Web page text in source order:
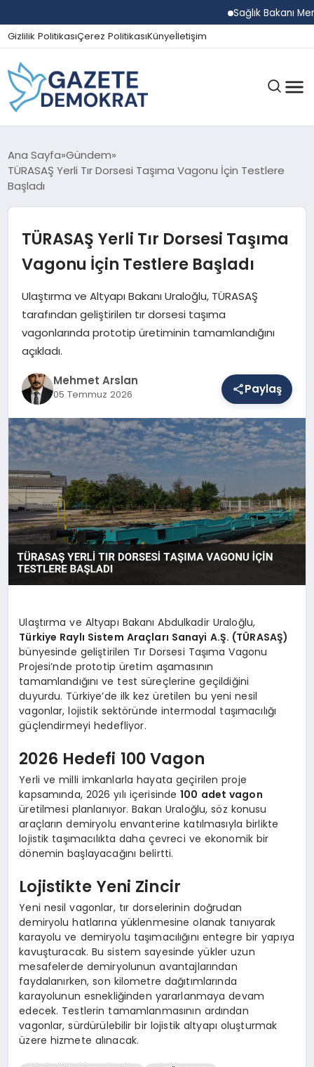
Sağlık Bakanı
Gizlilik PolitikasıÇerez PolitikasıKünyeİletişim
GÜNDEM
EKONOMI
SPOR
MAGAZIN
SAĞLIK
DÜNYA
YAŞAM
Ana Sayfa Gündem
TÜRASAŞ Yerli Tır Dorsesi Taşıma Vagonu İçin Testlere
Başladı
TÜRASAŞ Yerli Tır Dorsesi Taşıma
Vagonu İçin Testlere Başladı
Ulaştırma ve Altyapı Bakanı Uraloğlu, TÜRASAŞ
tarafından geliştirilen tır dorsesi taşıma
vagonlarında prototip üretiminin tamamlandığını
açıkladı.
Mehmet Arslan
05 Temmuz 2026 Paylaş
Ulaştırma ve Altyapı Bakanı Abdulkadir Uraloğlu,
Türkiye Raylı Sistem Araçları Sanayi A.Ş. (TÜRASAŞ)
bünyesinde geliştirilen Tır Dorsesi Taşıma Vagonu
Projesi’nde prototip üretim aşamasının
tamamlandığını ve test süreçlerine geçildiğini
duyurdu. Türkiye’de ilk kez üretilen bu yeni nesil
vagonlar, lojistik sektöründe intermodal taşımacılığı
güçlendirmeyi hedefliyor.
2026 Hedefi 100 Vagon
Yerli ve milli imkanlarla hayata geçirilen proje
kapsamında, 2026 yılı içerisinde100 adet vagon
üretilmesi planlanıyor. Bakan Uraloğlu, söz konusu
araçların demiryolu envanterine katılmasıyla birlikte
lojistik taşımacılıkta daha çevreci ve ekonomik bir
dönemin başlayacağını belirtti.
Lojistikte Yeni Zincir
Yeni nesil vagonlar, tır dorselerinin doğrudan
demiryolu hatlarına yüklenmesine olanak tanıyarak
karayolu ve demiryolu taşımacılığını entegre bir yapıya
kavuşturacak. Bu sistem sayesinde yükler uzun
mesafelerde demiryolunun avantajlarından
faydalanırken, son kilometre dağıtımlarında
karayolunun esnekliğinden yararlanmaya devam
edecek. Testlerin tamamlanmasının ardından
vagonlar, sürdürülebilir bir lojistik altyapı oluşturmak
üzere hizmete alınacak.